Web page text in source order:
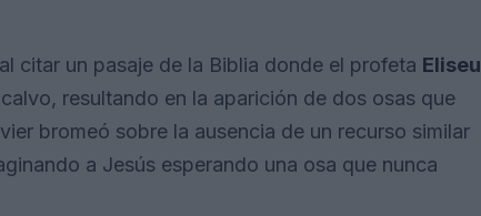
citar un pasaje de la Biblia donde el profeta Eliseu
resultando en la aparición de dos osas que
bromeó sobre la ausencia de un recurso similar
a Jesús esperando una osa que nunca